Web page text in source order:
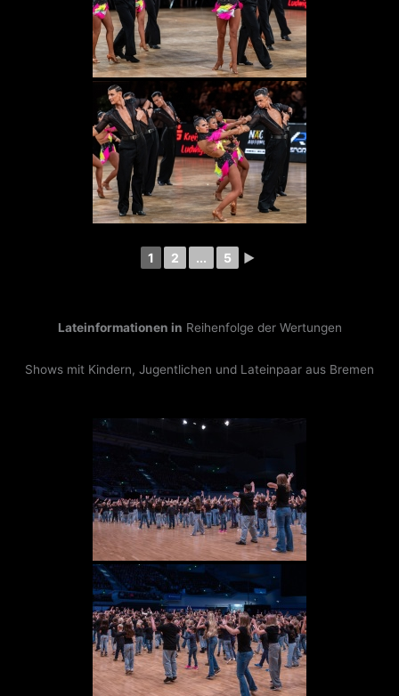
1 2 ... 5 ►
Lateinformationen in Reihenfolge der Wertungen
Shows mit Kindern, Jugentlichen und Lateinpaar aus Bremen